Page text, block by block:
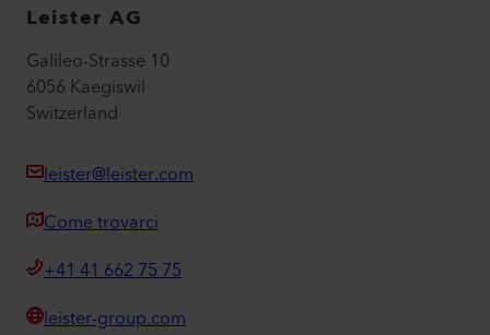
Leister AG
Galileo-Strasse 10
6056 Kaegiswil
Switzerland
leister@leister.com
Come trovarci
+41 41 662 75 75
leister-group.com